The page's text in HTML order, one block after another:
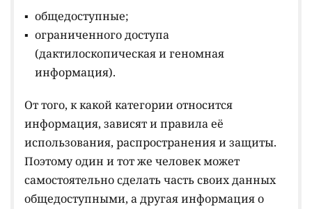
общедоступные;
ограниченного доступа
(дактилоскопическая и геномная
информация).
От того, к какой категории относится
информация, зависят и правила её
использования, распространения и защиты.
Поэтому один и тот же человек может
самостоятельно сделать часть своих данных
общедоступными, а другая информация о